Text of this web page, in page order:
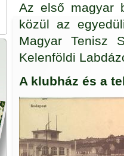
Az első magyar
közül az
Magyar Tenisz
Kelenföldi
A klubház és a